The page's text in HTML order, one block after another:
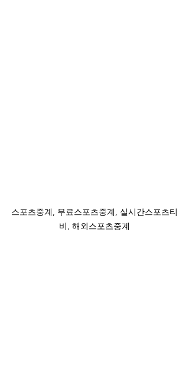
스포츠중계, 무료스포츠중계, 실시간스포츠티
비, 해외스포츠중계